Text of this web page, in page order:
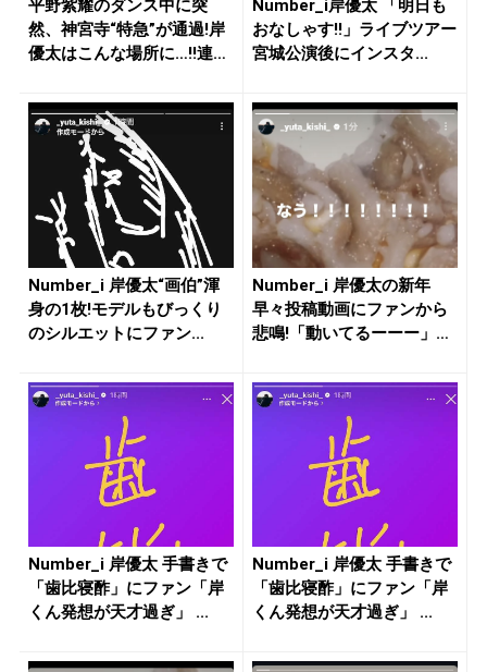
平野紫耀のダンス中に突
然、神宮寺“特急”が通過!岸
優太はこんな場所に…!!連続
Number_i岸優太 「明日も
おなしゃす!!」ライブツアー
宮城公演後にインスタ...
Number_i 岸優太“画伯”渾
身の1枚!モデルもびっくり
のシルエットにファン...
Number_i 岸優太の新年
早々投稿動画にファンから
悲鳴!「動いてるーーー」
Number_i 岸優太 手書きで
「歯比寝酢」にファン「岸
くん発想が天才過ぎ」 ...
Number_i 岸優太 手書きで
「歯比寝酢」にファン「岸
くん発想が天才過ぎ」 ...